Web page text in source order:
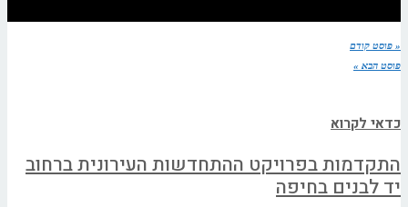
« פוסט קודם
פוסט הבא »
כדאי לקרוא
התקדמות בפרויקט ההתחדשות העירונית ברחוב
יד לבנים בחיפה